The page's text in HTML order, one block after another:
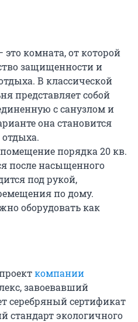
это комната, от которой
защищенности и
В классической
представляет собой
с санузлом и
она становится
порядка 20 кв.
после насыщенного
под рукой,
по дому.
оборудовать как
компании
завоевавший
серебряный сертификат
стандарт экологичного